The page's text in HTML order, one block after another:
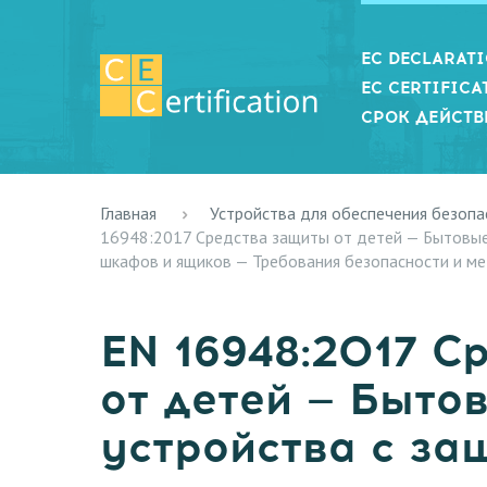
EC
EC
СРОК
Главная
Устройства для обеспечения
16948:2017 Средства защиты от детей —
шкафов и ящиков — Требования безопасности и
EN 16948:2017
от детей —
устройства с